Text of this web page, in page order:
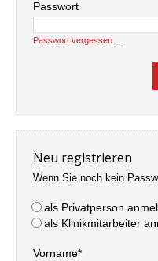
Passwort
Passwort vergessen …
Neu registrieren
Wenn Sie noch kein
als Privatperson
als Klinikmitarbeiter
Vorname*